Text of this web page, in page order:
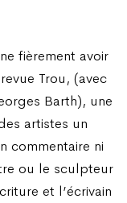
fièrement avoir
Trou, (avec
Barth), une
artistes un
commentaire ni
ou le sculpteur
et l’écrivain